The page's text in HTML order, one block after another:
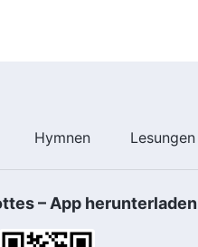
Hymnen Lesungen
– App herunterladen